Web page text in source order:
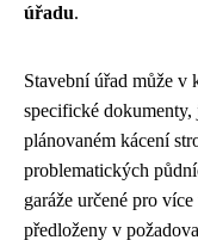
úřadu.
Stavební úřad může v
specifické
plánovaném kácení
problematických
garáže určené pro
předloženy v